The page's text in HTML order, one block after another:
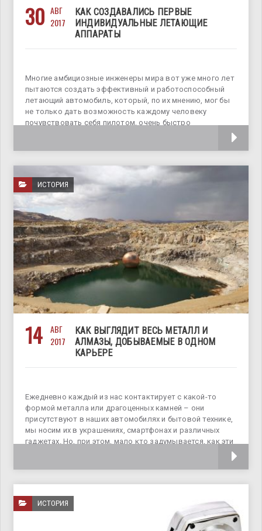
30 АВГ
2017
КАК СОЗДАВАЛИСЬ ПЕРВЫЕ
ИНДИВИДУАЛЬНЫЕ ЛЕТАЮЩИЕ
АППАРАТЫ
Многие амбициозные инженеры мира вот уже много лет
пытаются создать эффективный и работоспособный
летающий автомобиль, который, по их мнению, мог бы
не только дать возможность каждому человеку
почувствовать себя пилотом, очень быстро
ИСТОРИЯ
14
АВГ
2017
КАК ВЫГЛЯДИТ ВЕСЬ МЕТАЛЛ И
АЛМАЗЫ, ДОБЫВАЕМЫЕ В ОДНОМ
КАРЬЕРЕ
Ежедневно каждый из нас контактирует с какой-то
формой металла или драгоценных камней – они
присутствуют в наших автомобилях и бытовой технике,
мы носим их в украшениях, смартфонах и различных
гаджетах. Но, при этом, мало кто задумывается, как эти
ИСТОРИЯ